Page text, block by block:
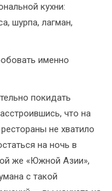
кухни:
шурпа, лагман,
именно
покидать
что на
не хватило
на ночь в
же «Южной Азии»,
с такой